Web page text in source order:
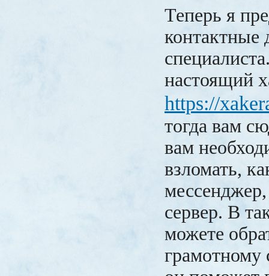
Теперь я
контактные
настоящий
https://
тогда вам
вам
взломать,
сервер. В
можете
грамотному